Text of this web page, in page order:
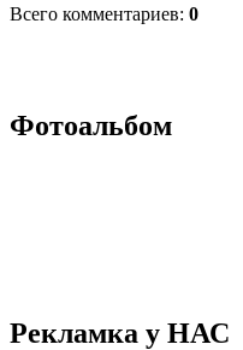
Всего комментариев: 0
Фотоальбом
Рекламка у НАС